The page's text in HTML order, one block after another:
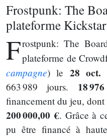
Frostpunk: The
plateforme
Frostpunk: The
plateforme de
campagne) le 28 oct.
663 989 jours. 18 976
financement du jeu,
200 000,00 €. Grâce à
pu être financé à